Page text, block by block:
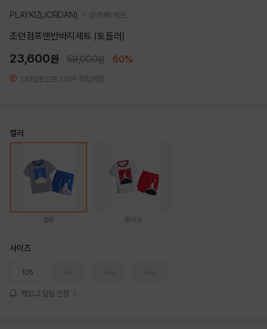
PLAYKIZ(JORDAN) 상하복/세트
조던점프맨반바지세트 (토들러)
23,600원 59,000원 60%
스타일포인트 236P 적립예정
컬러
블루 화이트
사이즈
105
재입고 알림 신청